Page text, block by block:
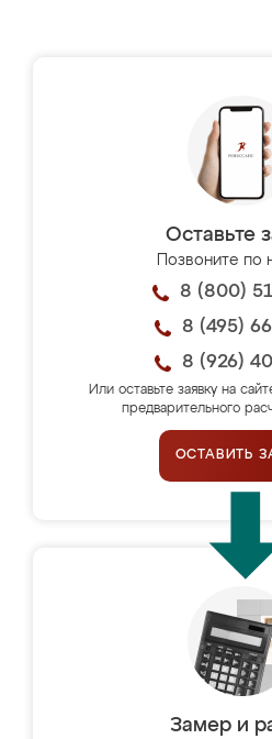
Оставьте
Позвоните по
8 (800)
8 (495)
8 (926)
Или оставьте заявку на
предварительного
ОСТАВИТЬ
Замер и